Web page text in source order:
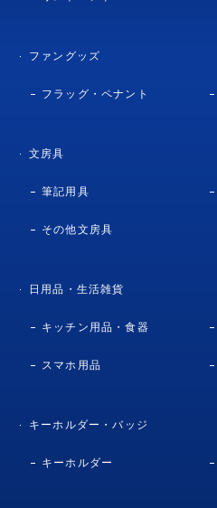
ファングッズ
フラッグ・ペナント
文房具
筆記用具
その他文房具
日用品・生活雑貨
キッチン用品・食器
スマホ用品
キーホルダー・バッジ
キーホルダー